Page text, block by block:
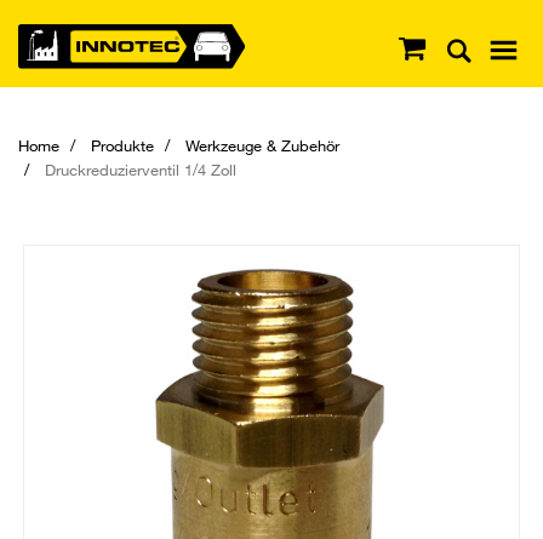
Home Produkte
Werkzeuge & Zubehör
Druckreduzierventil 1/4 Zoll